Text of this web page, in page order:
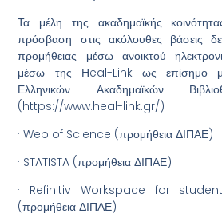
Τα μέλη της ακαδημαϊκής
πρόσβαση στις ακόλουθες βάσεις
προμήθειας μέσω ανοικτού
μέσω της Ηeal-Link ως επίσημο
Ελληνικών Ακαδημαϊκών
(https://www.heal-link.gr/)
· Web of Science (προμήθεια ΔΙΠΑΕ)
· STATISTA (προμήθεια ΔΙΠΑΕ)
· Refinitiv Workspace for
(προμήθεια ΔΙΠΑΕ)